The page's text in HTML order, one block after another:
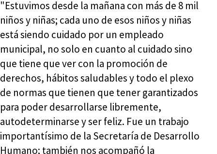
"Estuvimos desde la mañana con más de 8 mil
niños y niñas; cada uno de esos niños y niñas
está siendo cuidado por un empleado
municipal, no solo en cuanto al cuidado sino
que tiene que ver con la promoción de
derechos, hábitos saludables y todo el plexo
de normas que tienen que tener garantizados
para poder desarrollarse libremente,
autodeterminarse y ser feliz. Fue un trabajo
importantísimo de la Secretaría de Desarrollo
Humano; también nos acompañó la